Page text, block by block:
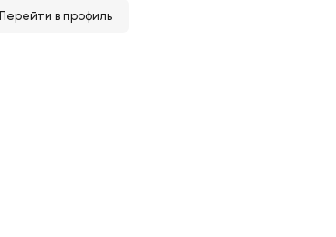
Перейти в профиль